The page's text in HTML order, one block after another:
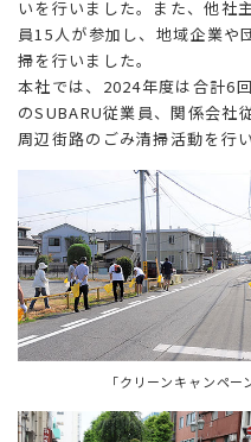
いを行いました。また、他社
員15人が参加し、地域企業や
掃を行いました。
本社では、2024年度は合計6
のSUBARU従業員、関係会社
周辺街路のごみ清掃活動を行
「クリーンキャンペー